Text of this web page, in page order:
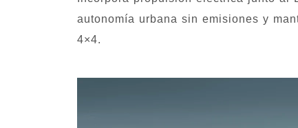
autonomía urbana sin emisiones y
4×4.